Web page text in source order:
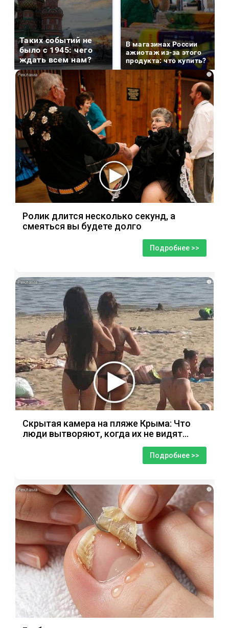
Таких событий не
было с 1945: чего
ждать всем нам?
В магазинах России
ажиотаж из-за этого
продукта: что купить?
i
Ролик длится несколько секунд, а
смеяться вы будете долго
Подробнее >>
i
Скрытая камера на пляже Крыма: Что
люди вытворяют, когда их не видят...
Подробнее >>
i